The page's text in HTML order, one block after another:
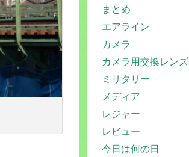
まとめ
エアライン
カメラ
カメラ用交換レンズ
ミリタリー
メディア
レジャー
レビュー
今日は何の日